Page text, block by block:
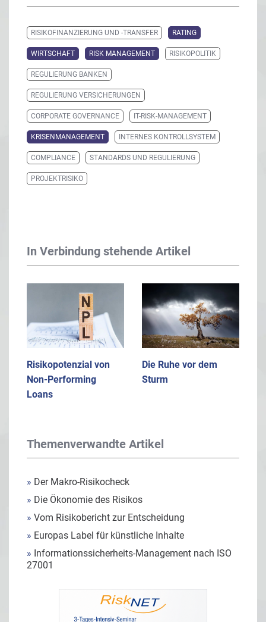
RISIKOFINANZIERUNG UND -TRANSFER RATING
WIRTSCHAFT RISK MANAGEMENT RISIKOPOLITIK
REGULIERUNG BANKEN
REGULIERUNG VERSICHERUNGEN
CORPORATE GOVERNANCE IT-RISK-MANAGEMENT
KRISENMANAGEMENT INTERNES KONTROLLSYSTEM
COMPLIANCE STANDARDS UND REGULIERUNG
PROJEKTRISIKO
In Verbindung stehende Artikel
Risikopotenzial von
Non-Performing
Loans
Die Ruhe vor dem
Sturm
Themenverwandte Artikel
» Der Makro-Risikocheck
» Die Ökonomie des Risikos
» Vom Risikobericht zur Entscheidung
» Europas Label für künstliche Inhalte
» Informationssicherheits-Management nach ISO
27001